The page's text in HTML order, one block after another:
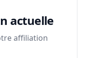
actuelle
affiliation